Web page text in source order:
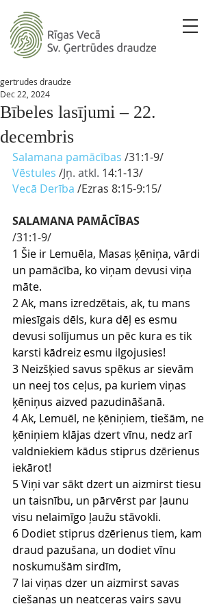
Bībeles lasījumi – 22.
decembris
gertrudes draudze
Dec 22, 2024
Salamana pamācības /31:1-9/
Vēstules /Jņ. atkl. 14:1-13/
Vecā Derība /Ezras 8:15-9:15/
SALAMANA PAMĀCĪBAS
/31:1-9/
1 Šie ir Lemuēla, Masas ķēniņa, vārdi
un pamācība, ko viņam devusi viņa
māte.
2 Ak, mans izredzētais, ak, tu mans
miesīgais dēls, kura dēļ es esmu
devusi solījumus un pēc kura es tik
karsti kādreiz esmu ilgojusies!
3 Neizšķied savus spēkus ar sievām
un neej tos ceļus, pa kuriem viņas
ķēniņus aizved pazudināšanā.
4 Ak, Lemuēl, ne ķēniņiem, tiešām, ne
ķēniņiem klājas dzert vīnu, nedz arī
valdniekiem kādus stiprus dzērienus
iekārot!
5 Viņi var sākt dzert un aizmirst tiesu
un taisnību, un pārvērst par ļaunu
visu nelaimīgo ļaužu stāvokli.
6 Dodiet stiprus dzērienus tiem, kam
draud pazušana, un dodiet vīnu
noskumušām sirdīm,
7 lai viņas dzer un aizmirst savas
ciešanas un neatceras vairs savu